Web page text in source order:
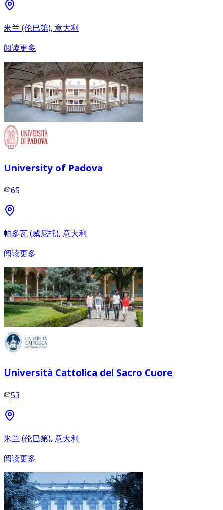
米兰 (伦巴第), 意大利
阅读更多
University of Padova
65
帕多瓦 (威尼托), 意大利
阅读更多
Università Cattolica del Sacro Cuore
53
米兰 (伦巴第), 意大利
阅读更多